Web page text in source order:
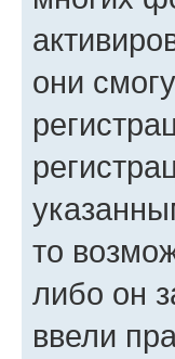
они
то
либо он
ввели